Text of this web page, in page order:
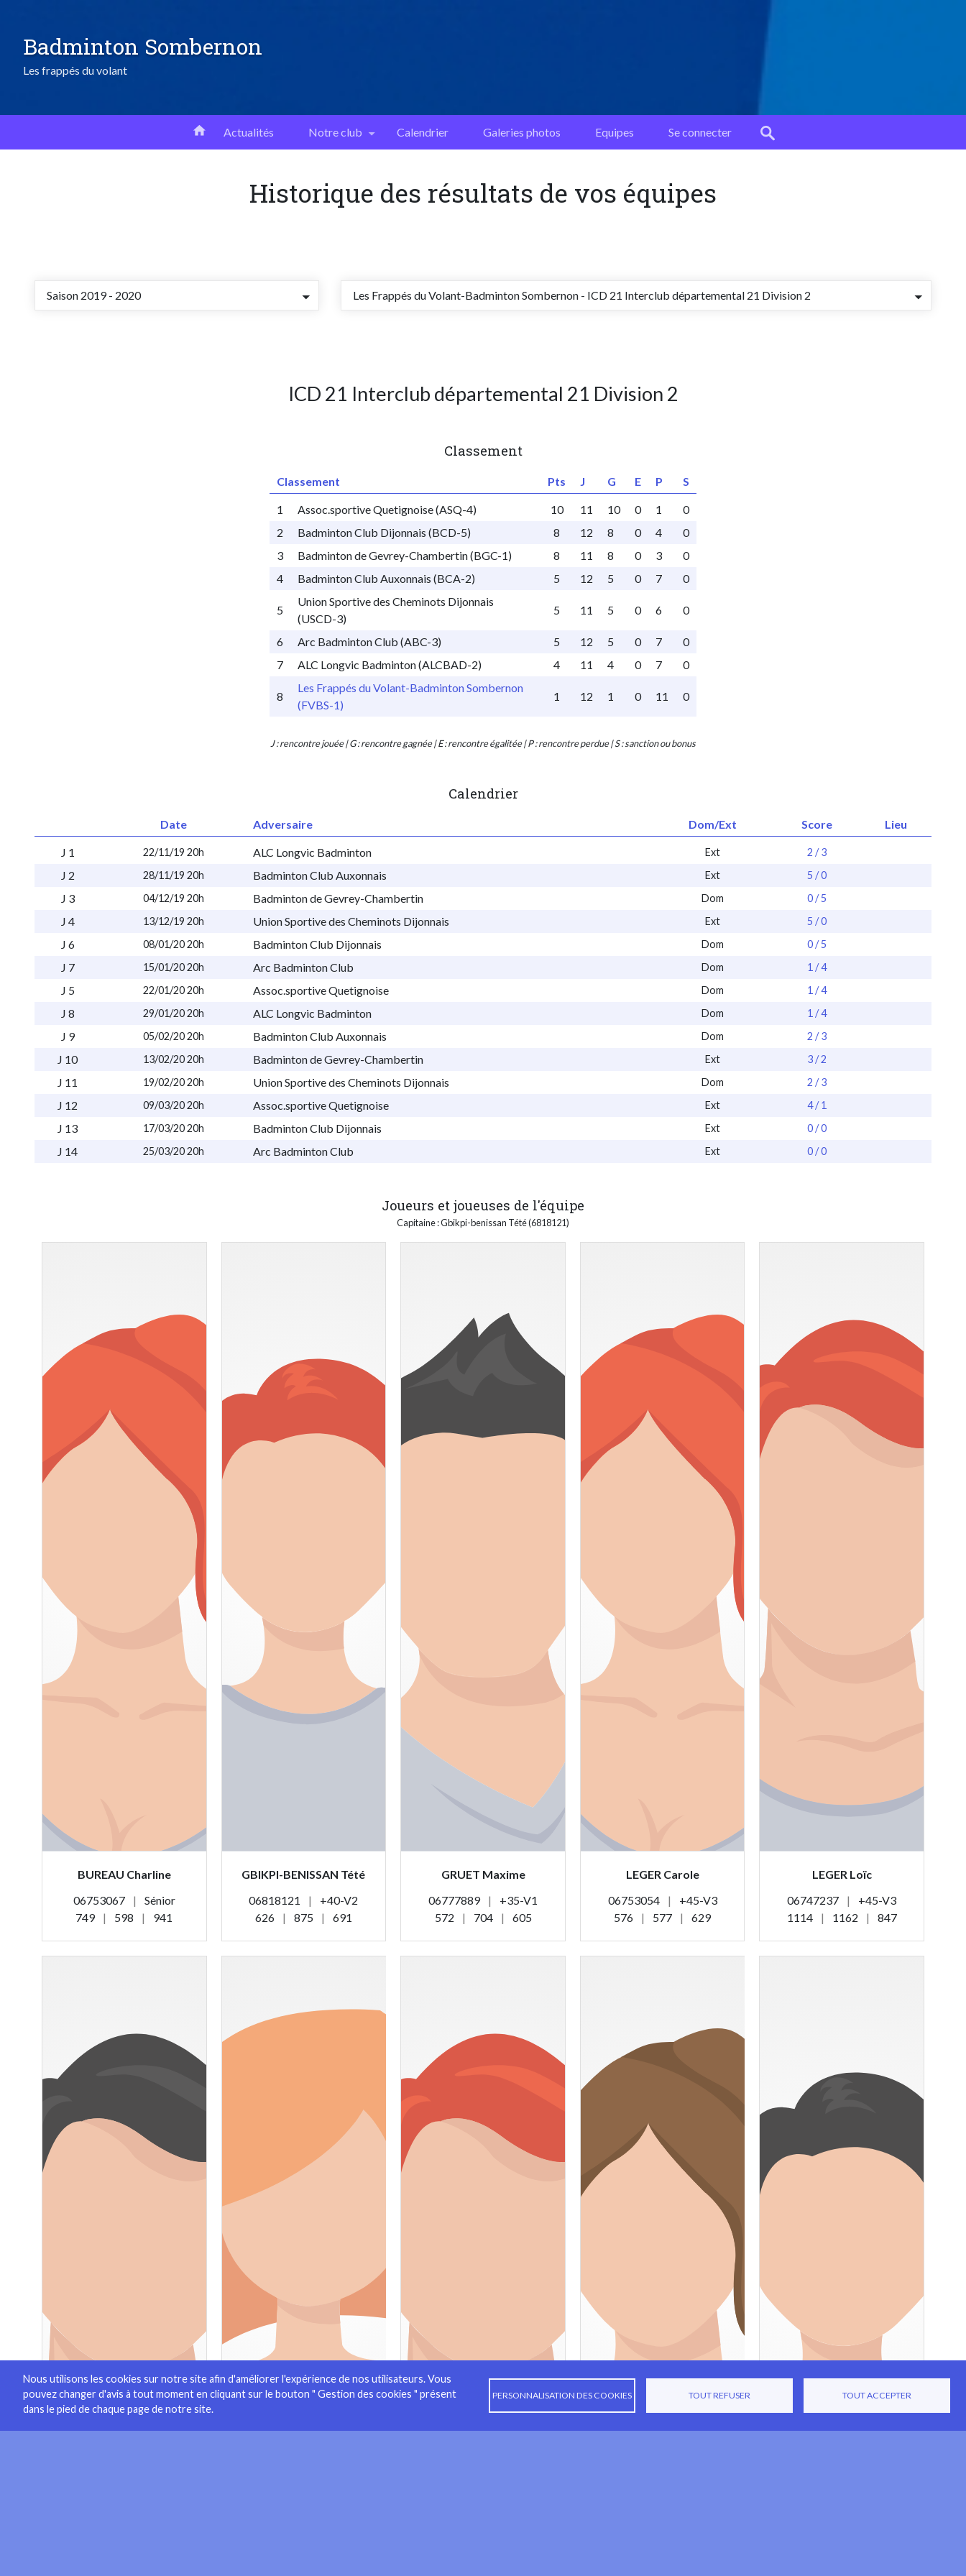
contenu
principalBadminton Sombernon
Les frappés du volant
Actualités Notre club Calendrier Galeries photos Equipes Se connecter
Historique des résultats de vos équipes
Saison 2019 - 2020 Les Frappés du Volant-Badminton Sombernon - ICD 21 Interclub départemental 21 Division 2
ICD 21 Interclub départemental 21 Division 2
Classement
Classement Pts J G E P S
1 Assoc.sportive Quetignoise (ASQ-4) 10 11 10 0 1
0
2
Badminton Club Dijonnais (BCD-5) 8 12 8 0 4
0
3
Badminton de Gevrey-Chambertin (BGC-1) 8 11 8 0 3
0
4
Badminton Club Auxonnais (BCA-2) 5 12 5 0 7 0
5
Union Sportive des Cheminots Dijonnais
(USCD-3)
5 11 5 0 6 0
6 Arc Badminton Club (ABC-3) 5 12 5 0 7
0
7
ALC Longvic Badminton (ALCBAD-2) 4 11 4 0 7 0
8
Les Frappés du Volant-Badminton Sombernon
(FVBS-1)
1 12 1 0 11 0
J : rencontre jouée | G : rencontre gagnée | E : rencontre égalitée | P : rencontre perdue | S : sanction ou bonus
Calendrier
Date Adversaire Dom/Ext Score Lieu
J 1 22/11/19 20h ALC Longvic Badminton Ext 2 / 3
J 2 28/11/19 20h Badminton Club Auxonnais Ext 5 / 0
J 3 04/12/19 20h Badminton de Gevrey-Chambertin Dom 0 / 5
J 4 13/12/19 20h Union Sportive des Cheminots Dijonnais Ext 5 / 0
J 6 08/01/20 20h Badminton Club Dijonnais Dom 0 / 5
J 7 15/01/20 20h Arc Badminton Club Dom 1 / 4
J 5 22/01/20 20h Assoc.sportive Quetignoise Dom 1 / 4
J 8 29/01/20 20h ALC Longvic Badminton Dom 1 / 4
J 9 05/02/20 20h Badminton Club Auxonnais Dom 2 / 3
J 10 13/02/20 20h Badminton de Gevrey-Chambertin Ext 3 / 2
J 11 19/02/20 20h Union Sportive des Cheminots Dijonnais Dom 2 / 3
J 12 09/03/20 20h Assoc.sportive Quetignoise Ext 4 / 1
J 13 17/03/20 20h Badminton Club Dijonnais Ext 0 / 0
J 14 25/03/20 20h Arc Badminton Club Ext 0 / 0
Joueurs et joueuses de l'équipe
Capitaine : Gbikpi-benissan Tété (6818121)
BUREAU Charline
06753067
|
Sénior
749
| 598 | 941
GBIKPI-BENISSAN Tété
06818121
|
+40-V2
626
| 875 | 691
GRUET Maxime
06777889
|
+35-V1
572
| 704 | 605
LEGER Carole
06753054
|
+45-V3
576
| 577 | 629
LEGER Loïc
06747237
|
+45-V3
1114
| 1162 | 847
Nous utilisons les cookies sur notre site afin d'améliorer l'expérience de nos utilisateurs. Vous
pouvez changer d'avis à tout moment en cliquant sur le bouton " Gestion des cookies " présent
dans le pied de chaque page de notre site.
PERSONNALISATION DES COOKIES TOUT REFUSER TOUT ACCEPTER